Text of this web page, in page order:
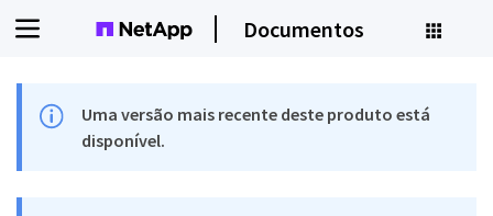
Documentos
Uma versão mais recente deste produto está
disponível.